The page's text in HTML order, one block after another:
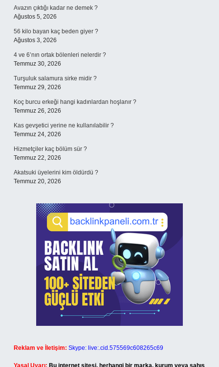
Avazın çıktığı kadar ne demek ?
Ağustos 5, 2026
56 kilo bayan kaç beden giyer ?
Ağustos 3, 2026
4 ve 6’nın ortak bölenleri nelerdir ?
Temmuz 30, 2026
Turşuluk salamura sirke midir ?
Temmuz 29, 2026
Koç burcu erkeği hangi kadınlardan hoşlanır ?
Temmuz 26, 2026
Kas gevşetici yerine ne kullanılabilir ?
Temmuz 24, 2026
Hizmetçiler kaç bölüm sür ?
Temmuz 22, 2026
Akatsuki üyelerini kim öldürdü ?
Temmuz 20, 2026
Reklam ve İletişim: Skype: live:.cid.575569c608265c69
Yasal Uyarı: Bu internet sitesi, herhangi bir marka, kurum veya şahıs